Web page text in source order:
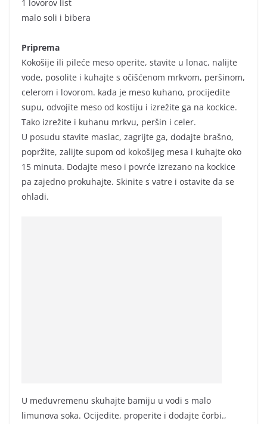
1 lovorov list
malo soli i bibera
Priprema
Kokošije ili pileće meso operite, stavite u lonac, nalijte
vode, posolite i kuhajte s očišćenom mrkvom, peršinom,
celerom i lovorom. kada je meso kuhano, procijedite
supu, odvojite meso od kostiju i izrežite ga na kockice.
Tako izrežite i kuhanu mrkvu, peršin i celer.
U posudu stavite maslac, zagrijte ga, dodajte brašno,
popržite, zalijte supom od kokošijeg mesa i kuhajte oko
15 minuta. Dodajte meso i povrće izrezano na kockice
pa zajedno prokuhajte. Skinite s vatre i ostavite da se
ohladi.
U međuvremenu skuhajte bamiju u vodi s malo
limunova soka. Ocijedite, properite i dodajte čorbi.,